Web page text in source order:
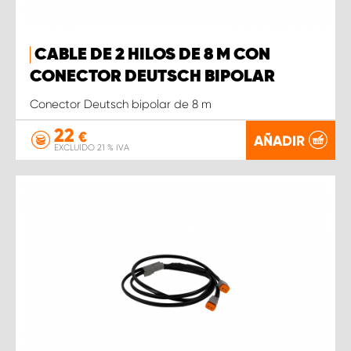
CABLE DE 2 HILOS DE 8 M CON
CONECTOR DEUTSCH BIPOLAR
Conector Deutsch bipolar de 8 m
22 €
EXCLUIDO 21 % IVA AÑADIR